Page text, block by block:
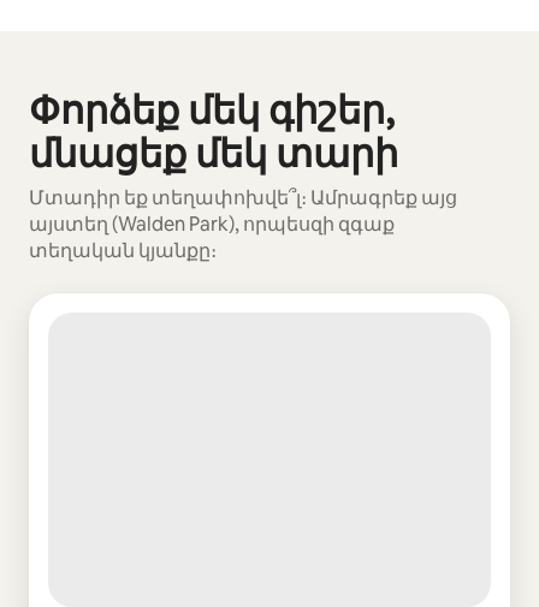
Փորձեք մեկ գիշեր,
մնացեք մեկ տարի
Մտադիր եք տեղափոխվե՞լ։ Ամրագրեք այց
այստեղ (Walden Park), որպեսզի զգաք
տեղական կյանքը։
Ցուցադրվում է 0 տարր՝ 0-ից